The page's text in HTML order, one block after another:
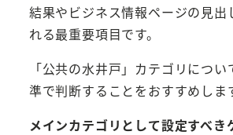
結果やビジネス情報ページの見出
れる最重要項目です。
「公共の水井戸」カテゴリにつ
準で判断することをおすすめしま
メインカテゴリとして設定すべき